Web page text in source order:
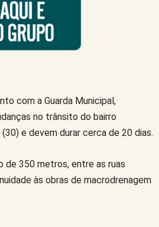
com a Guarda Municipal,
no trânsito do bairro
e devem durar cerca de 20 dias.
de 350 metros, entre as ruas
às obras de macrodrenagem